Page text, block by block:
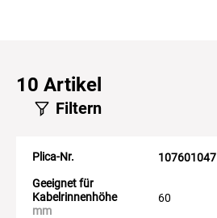
10 Artikel
Filtern
Plica-Nr.
107601047
Geeignet für
Kabelrinnenhöhe
mm
60